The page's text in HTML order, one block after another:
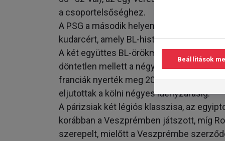
a csoportelsőséghez.
A PSG a második helyen áll 6 ponttal
kudarcért, amely BL-históriájának
A két együttes BL-örökmérlege
döntetlen mellett a négyes döntőkben
franciák nyerték meg 2017-ben.
eljutottak a kölni négyes idényzárásig.
A párizsiak két légiós klasszisa, az
korábban a Veszprémben játszott, míg
szerepelt, mielőtt a Veszprémbe
Beállítások